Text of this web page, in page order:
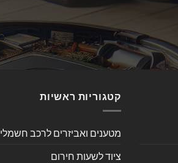
קטגוריות ראשיות
מטענים ואביזרים לרכב חשמלי
ציוד לשעות חירום